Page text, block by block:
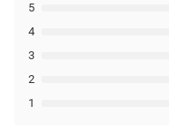
1
2
3
4
5